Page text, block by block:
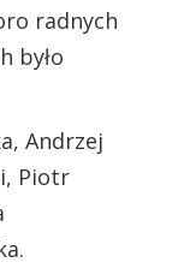
radnych
było
Andrzej
Piotr